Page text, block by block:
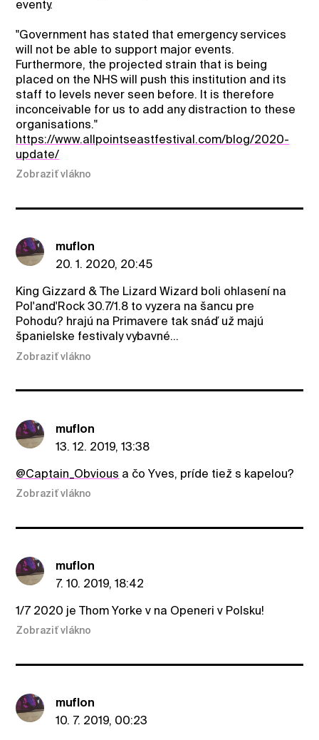
eventy.
"Government has stated that emergency services
will not be able to support major events.
Furthermore, the projected strain that is being
placed on the NHS will push this institution and its
staff to levels never seen before. It is therefore
inconceivable for us to add any distraction to these
organisations."
https://www.allpointseastfestival.com/blog/2020-
update/
Zobraziť vlákno
muflon
20. 1. 2020, 20:45
King Gizzard & The Lizard Wizard boli ohlasení na
Pol'and'Rock 30.7/1.8 to vyzera na šancu pre
Pohodu? hrajú na Primavere tak snáď už majú
španielske festivaly vybavné...
Zobraziť vlákno
muflon
13. 12. 2019, 13:38
@Captain_Obvious a čo Yves, príde tiež s kapelou?
Zobraziť vlákno
muflon
7. 10. 2019, 18:42
1/7 2020 je Thom Yorke v na Openeri v Polsku!
Zobraziť vlákno
muflon
10. 7. 2019, 00:23